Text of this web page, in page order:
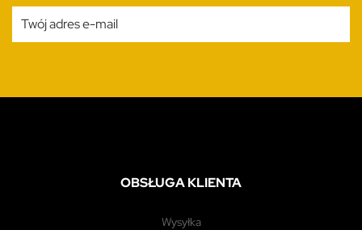
OBSŁUGA KLIENTA
wysyłka